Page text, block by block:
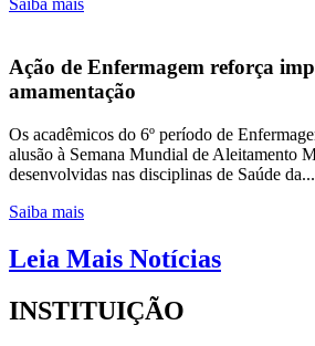
Saiba mais
Ação de Enfermagem reforça
amamentação
Os acadêmicos do 6º período de
alusão à Semana Mundial de Aleitamento
desenvolvidas nas disciplinas de Saúde da...
Saiba mais
Leia Mais Notícias
INSTITUIÇÃO